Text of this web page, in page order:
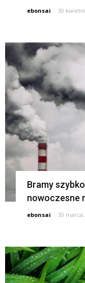
ebonsai - 30
Bramy
nowoczesne
ebonsai - 30 marca